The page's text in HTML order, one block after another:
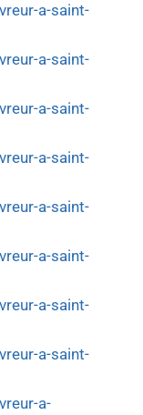
a-saint-
a-saint-
a-saint-
a-saint-
a-saint-
a-saint-
a-saint-
a-saint-
a-